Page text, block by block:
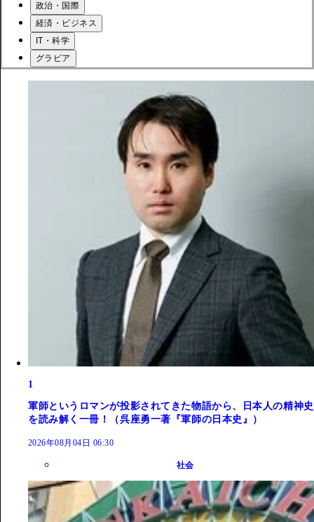
政治・国際
経済・ビジネス
IT・科学
グラビア
1
軍師というロマンが投影されてきた物語から、日本人の精神史
を読み解く一冊！（呉座勇一著『軍師の日本史』）
2026年08月04日 06:30
社会